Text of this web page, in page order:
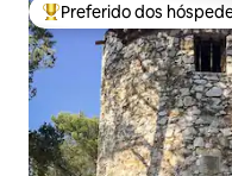
Entre os melhores
Preferido dos